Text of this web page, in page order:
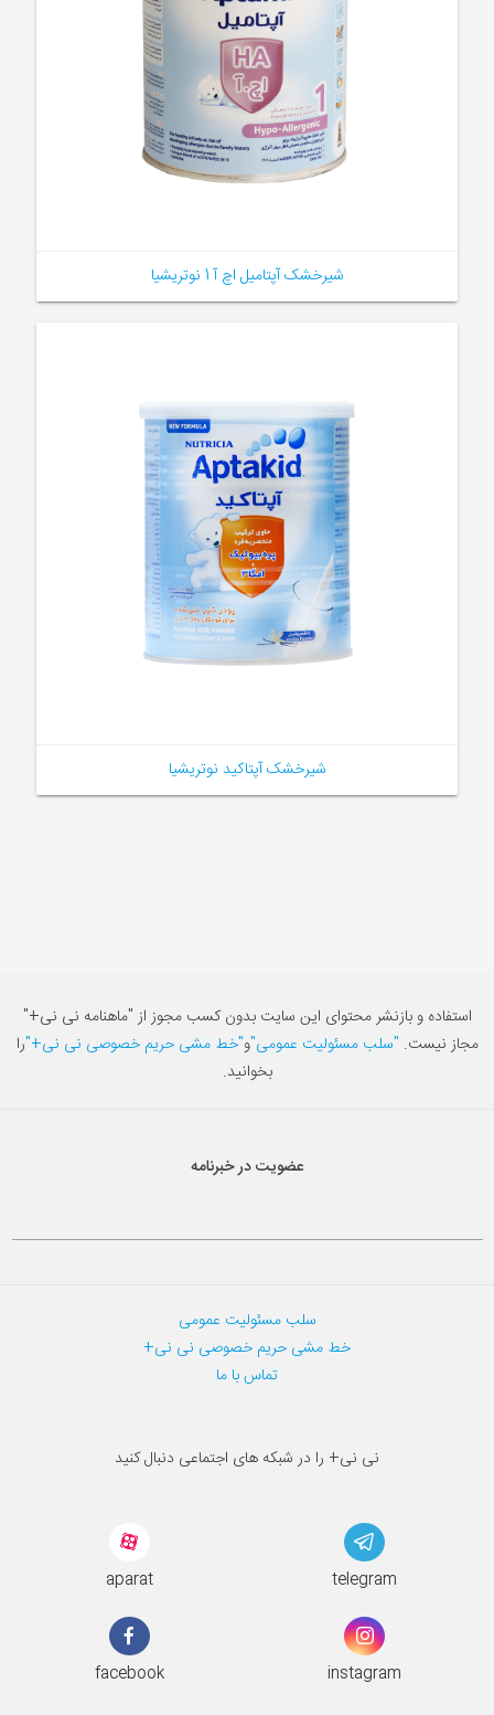
شیرخشک آپتامیل اچ آ 1 نوتریشیا
شیرخشک آپتاکید نوتریشیا
استفاده و بازنشر محتوای این سایت بدون کسب مجوز از "ماهنامه نی نی+"
مجاز نیست. "سلب مسئولیت عمومی"و"خط مشی حریم خصوصی نی نی+"را
بخوانید.
عضویت در خبرنامه
سلب مسئولیت عمومی
خط مشی حریم خصوصی نی نی+
تماس با ما
نی نی+ را در شبکه های اجتماعی دنبال کنید
aparat telegram
facebook instagram